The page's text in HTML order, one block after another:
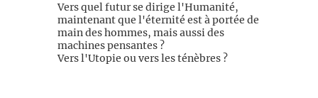
Vers quel futur se dirige l'Humanité,
maintenant que l'éternité est à portée de
main des hommes, mais aussi des
machines pensantes ?
Vers l'Utopie ou vers les ténèbres ?